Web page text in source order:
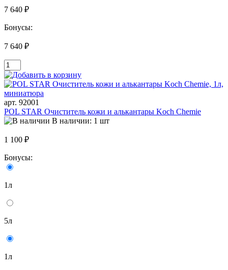
7 640 ₽
Бонусы:
7 640 ₽
арт. 92001
POL STAR Очиститель кожи и алькантары Koch Chemie
В наличии: 1 шт
1 100 ₽
Бонусы:
1л
5л
1л